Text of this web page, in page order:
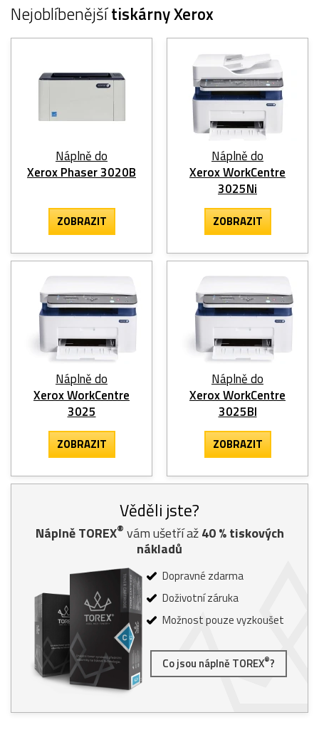
Nejoblíbenějšítiskárny Xerox
Náplně do
Xerox Phaser 3020B
ZOBRAZIT
Náplně do
Xerox WorkCentre
3025Ni
ZOBRAZIT
Náplně do
Xerox WorkCentre
3025
ZOBRAZIT
Náplně do
Xerox WorkCentre
3025BI
ZOBRAZIT
Věděli jste?
Náplně TOREX® vám ušetří až40% tiskových
nákladů
Dopravné zdarma
Doživotní záruka
Možnost pouze vyzkoušet
Co jsou náplně TOREX®?